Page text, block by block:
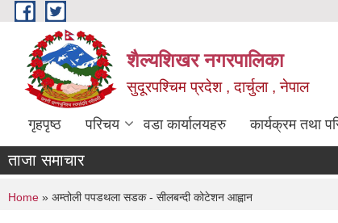
Skip to main content
शैल्यशिखर नगरपालिका
सुदूरपश्चिम प्रदेश , दार्चुला , नेपाल
गृहपृष्ठ परिचय वडा कार्यालयहरु कार्यक्रम तथा
ताजा समाचार
You are here
Home » अम्तोली पपडथला सडक - सीलबन्दी कोटेशन आह्वान